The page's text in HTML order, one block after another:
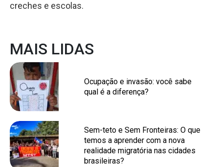
creches e escolas.
MAIS LIDAS
Ocupação e invasão: você sabe
qual é a diferença?
Sem-teto e Sem Fronteiras: O que
temos a aprender com a nova
realidade migratória nas cidades
brasileiras?